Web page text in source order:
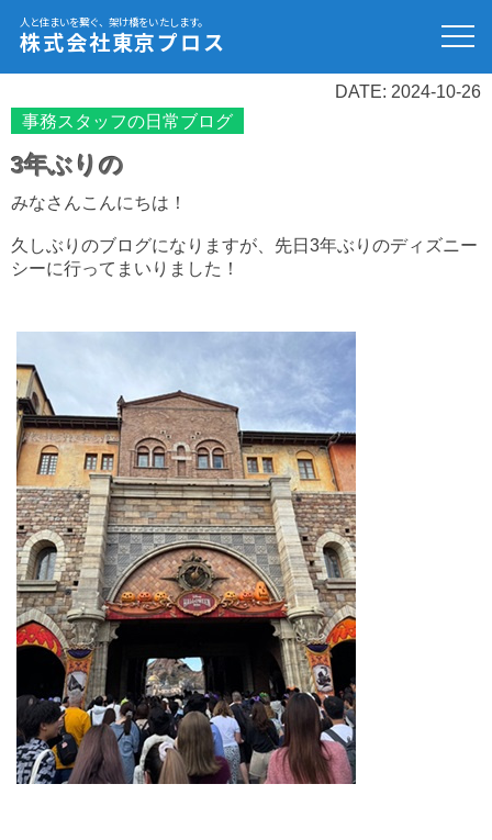
人と住まいを繋ぐ、架け橋をいたします。
株式会社東京プロス
DATE: 2024-10-26
事務スタッフの日常ブログ
3年ぶりの
みなさんこんにちは！
久しぶりのブログになりますが、先日3年ぶりのディズニー
シーに行ってまいりました！